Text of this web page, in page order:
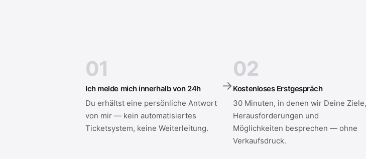
01
Ich melde mich innerhalb von 24h
Du erhältst eine persönliche Antwort
von mir — kein automatisiertes
Ticketsystem, keine Weiterleitung.
→
02
Kostenloses Erstgespräch
30 Minuten, in denen wir Deine Ziele,
Herausforderungen und
Möglichkeiten besprechen — ohne
Verkaufsdruck.